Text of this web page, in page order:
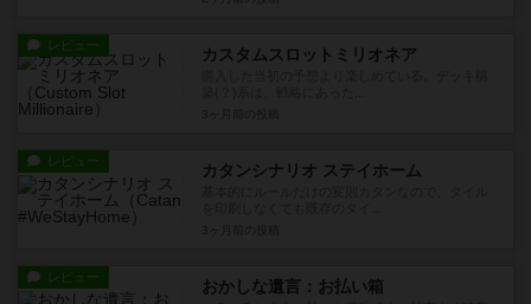
レビュー カスタムスロットミリオネア
レビュー カタンシナリオ ステイホーム
レビュー おかしな遺言：お払い箱